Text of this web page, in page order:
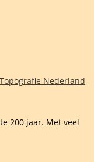
Topografie Nederland
200 jaar. Met veel